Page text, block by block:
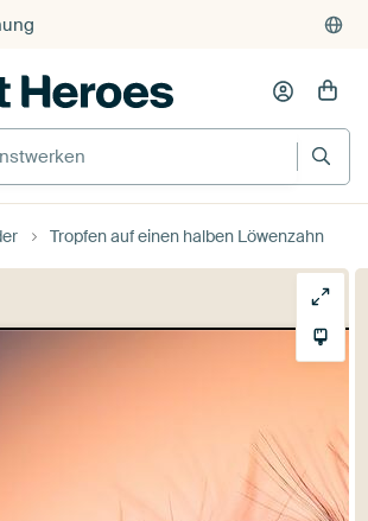
auf Bestellung
Tropfen auf einen halben Löwenzahn